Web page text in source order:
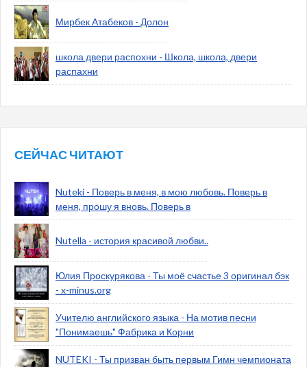
Мирбек Атабеков - Долон
школа двери распохни - Школа, школа, двери
распахни
СЕЙЧАС ЧИТАЮТ
Nuteki - Поверь в меня, в мою любовь. Поверь в
меня, прошу я вновь. Поверь в
Nutella - история красивой любви..
Юлия Проскурякова - Ты моё счастье 3 оригинал бэк
- x-minus.org
Учителю английского языка - На мотив песни
"Понимаешь" Фабрика и Корни
NUTEKI - Ты призван быть первым Гимн чемпионата